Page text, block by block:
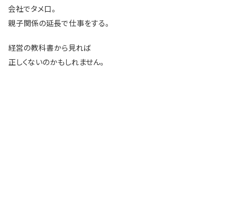
会社でタメ口。
親子関係の延長で仕事をする。
経営の教科書から見れば
正しくないのかもしれません。